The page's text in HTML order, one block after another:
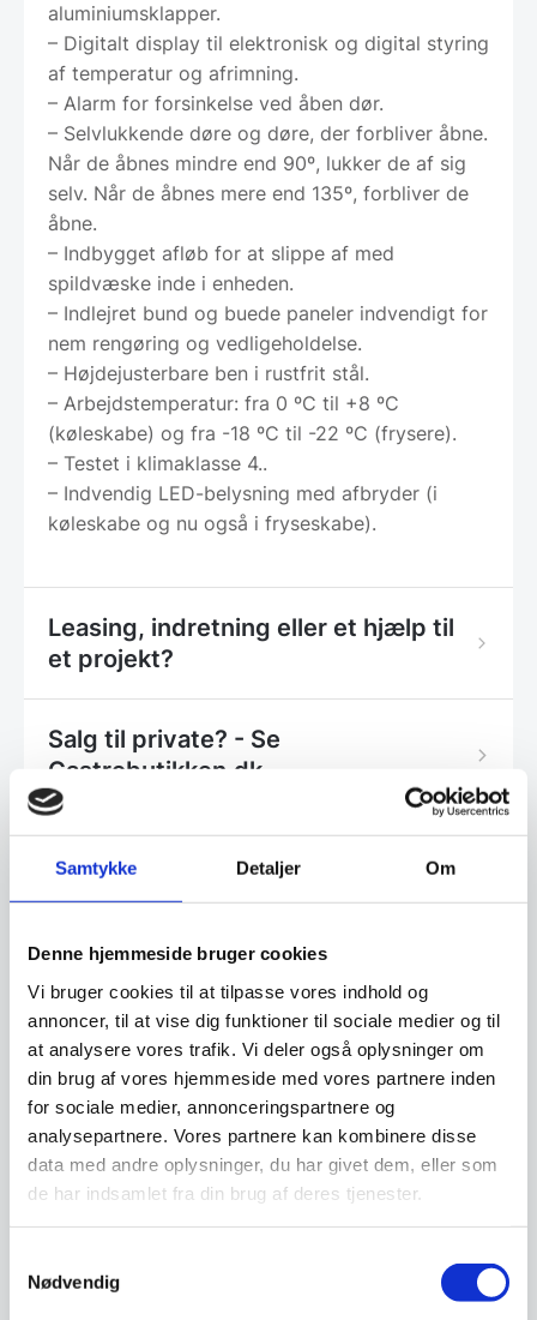
Samtykke Detaljer Om
Denne hjemmeside bruger cookies
Vi bruger cookies til at tilpasse vores indhold og
annoncer, til at vise dig funktioner til sociale medier og til
at analysere vores trafik. Vi deler også oplysninger om
din brug af vores hjemmeside med vores partnere inden
for sociale medier, annonceringspartnere og
analysepartnere. Vores partnere kan kombinere disse
data med andre oplysninger, du har givet dem, eller som
de har indsamlet fra din brug af deres tjenester.
Nødvendig
aluminiumsklapper.
– Digitalt display til elektronisk og digital styring
af temperatur og afrimning.
– Alarm for forsinkelse ved åben dør.
– Selvlukkende døre og døre, der forbliver åbne.
Når de åbnes mindre end 90º, lukker de af sig
selv. Når de åbnes mere end 135º, forbliver de
åbne.
– Indbygget afløb for at slippe af med
spildvæske inde i enheden.
– Indlejret bund og buede paneler indvendigt for
nem rengøring og vedligeholdelse.
– Højdejusterbare ben i rustfrit stål.
– Arbejdstemperatur: fra 0 ºC til +8 ºC
(køleskabe) og fra -18 ºC til -22 ºC (frysere).
– Testet i klimaklasse 4..
– Indvendig LED-belysning med afbryder (i
køleskabe og nu også i fryseskabe).
Leasing, indretning eller et hjælp til
et projekt?
Salg til private? - Se
Gastrobutikken.dk
Få et tilbud på din gamle
køkkenmaskine
Mange køkkenmaskiner kan få nyt liv. Vi
tilbagekøber hvert år mange maskiner af alle
fabrikater, som vi renoverer og sælger igen. Få
derfor en vurdering af din gamle maskine.